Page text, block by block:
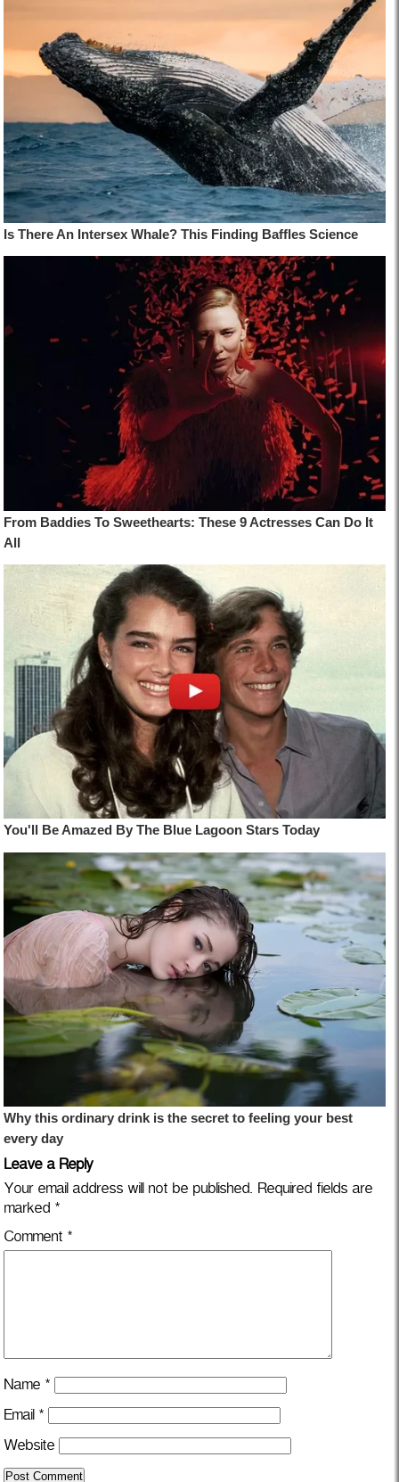
Leave a Reply
Your email address will not be published. Required fields are
marked *
Comment *
Name *
Email *
Website